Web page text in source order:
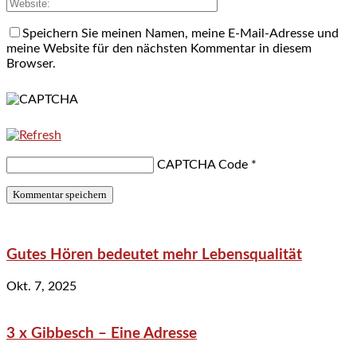
Speichern Sie meinen Namen, meine E-Mail-Adresse und
meine Website für den nächsten Kommentar in diesem
Browser.
CAPTCHA Code *
Gutes Hören bedeutet mehr Lebensqualität
Okt. 7, 2025
3 x Gibbesch – Eine Adresse